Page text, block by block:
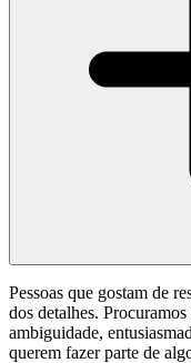
Pessoas que gostam de
dos detalhes.
ambiguidade,
querem fazer parte de